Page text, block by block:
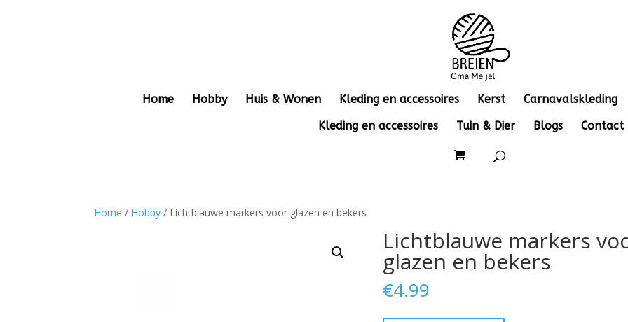
Home Hobby Huis & Wonen Kleding en accessoires Kerst
Carnavalskleding
Kleding en accessoires
Tuin & Dier Blogs Contact
Home / Hobby / Lichtblauwe markers voor glazen en bekers
Lichtblauwe markers
glazen en bekers
€4.99